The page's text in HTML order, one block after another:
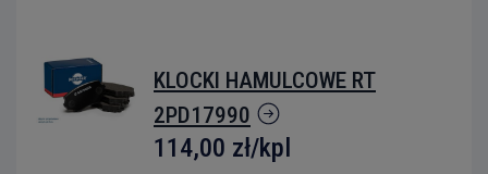
KLOCKI HAMULCOWE RT
2PD17990
114,00 zł/kpl